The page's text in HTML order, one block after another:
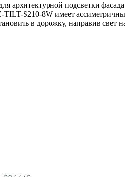
архитектурной подсветки
S210-8W имеет
в дорожку, направив свет